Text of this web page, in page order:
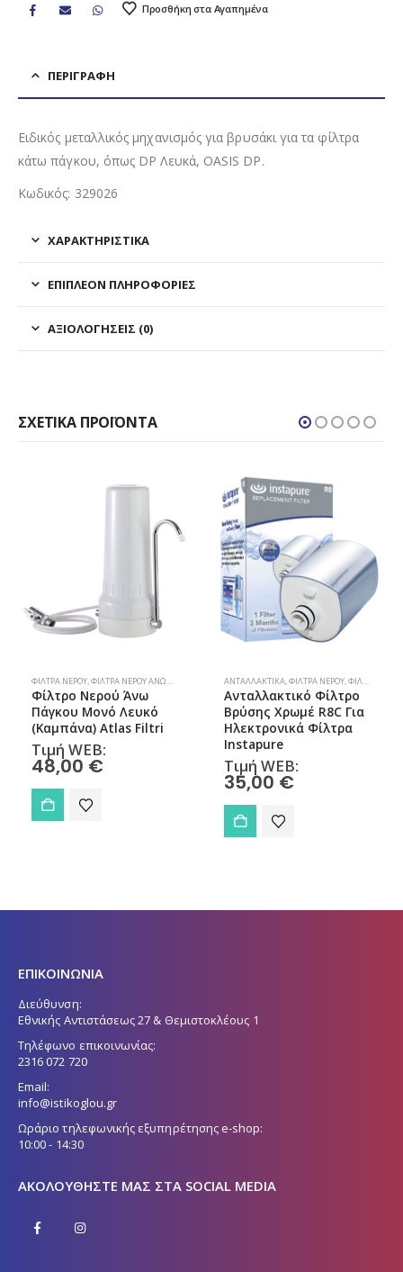
Προσθήκη στα Αγαπημένα
ΠΕΡΙΓΡΑΦΉ
Ειδικός μεταλλικός μηχανισμός για βρυσάκι για τα φίλτρα
κάτω πάγκου, όπως DP Λευκά, OASIS DP.
Κωδικός: 329026
ΧΑΡΑΚΤΗΡΙΣΤΙΚΑ
ΕΠΙΠΛΈΟΝ ΠΛΗΡΟΦΟΡΊΕΣ
ΑΞΙΟΛΟΓΉΣΕΙΣ (0)
ΣΧΕΤΙΚΆ ΠΡΟΪΌΝΤΑ
ΦΊΛΤΡΑ ΝΕΡΟΎ,ΦΊΛΤΡΑ ΝΕΡΟΎ ΆΝΩ ΠΆΓΚΟΥ
Φίλτρο Νερού Άνω
Πάγκου Μονό Λευκό
(Καμπάνα) Atlas Filtri
Τιμή WEB:
48,00 €
ΑΝΤΑΛΛΑΚΤΙΚΆ,ΦΊΛΤΡΑ ΝΕΡΟΎ,ΦΊΛΤΡΩΝ ΒΡΎΣΗΣ
Ανταλλακτικό Φίλτρο
Βρύσης Χρωμέ R8C Για
Ηλεκτρονικά Φίλτρα
Instapure
Τιμή WEB:
35,00 €
ΕΠΙΚΟΙΝΩΝΙΑ
Διεύθυνση:
Εθνικής Αντιστάσεως 27 & Θεμιστοκλέους 1
Τηλέφωνο επικοινωνίας:
2316 072 720
Email:
info@istikoglou.gr
Ωράριο τηλεφωνικής εξυπηρέτησης e-shop:
10:00 - 14:30
ΑΚΟΛΟΥΘΉΣΤΕ ΜΑΣ ΣΤΑ SOCIAL MEDIA